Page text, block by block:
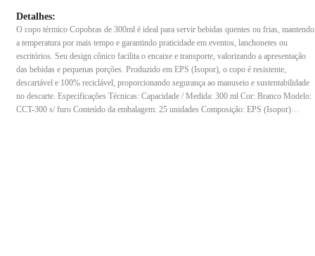
Detalhes:
O copo térmico Copobras de 300ml é ideal para servir bebidas quentes ou frias, mantendo
a temperatura por mais tempo e garantindo praticidade em eventos, lanchonetes ou
escritórios. Seu design cônico facilita o encaixe e transporte, valorizando a apresentação
das bebidas e pequenas porções. Produzido em EPS (Isopor), o copo é resistente,
descartável e 100% reciclável, proporcionando segurança ao manuseio e sustentabilidade
no descarte. Especificações Técnicas: Capacidade / Medida: 300 ml Cor: Branco Modelo:
CCT-300 s/ furo Conteúdo da embalagem: 25 unidades Composição: EPS (Isopor)